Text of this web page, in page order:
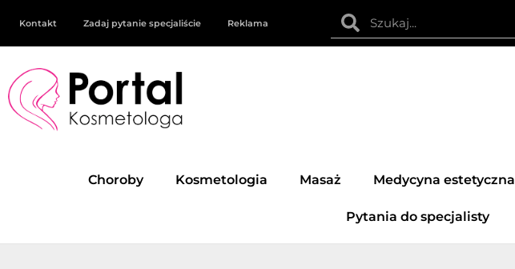
Kontakt Zadaj pytanie specjaliście Reklama
Choroby Kosmetologia Masaż Medycyna estetyczna
Pytania do specjalisty